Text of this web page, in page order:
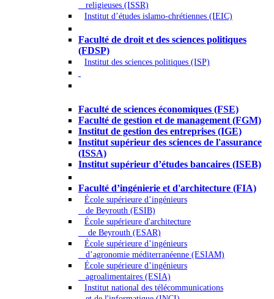
religieuses (ISSR)
Institut d’études islamo-chrétiennes (IEIC)
Faculté de droit et des sciences politiques
(FDSP)
Institut des sciences politiques (ISP)
Faculté de sciences économiques (FSE)
Faculté de gestion et de management (FGM)
Institut de gestion des entreprises (IGE)
Institut supérieur des sciences de l'assurance
(ISSA)
Institut supérieur d’études bancaires (ISEB)
Faculté d’ingénierie et d'architecture (FIA)
École supérieure d’ingénieurs
de Beyrouth (ESIB)
École supérieure d'architecture
de Beyrouth (ESAR)
École supérieure d’ingénieurs
d’agronomie méditerranéenne (ESIAM)
École supérieure d’ingénieurs
agroalimentaires (ESIA)
Institut national des télécommunications